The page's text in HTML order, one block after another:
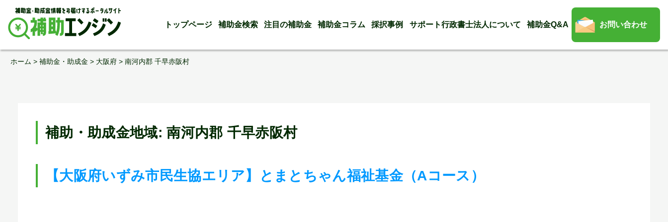
Skip
トップページ 補助金検索 注目の補助金 補助金コラム 採択事例 サポート行政書士法人について 補助金Q&A お問い合わせ
ホーム > 補助金・助成金 > 大阪府 > 南河内郡 千早赤阪村
補助・助成金地域:南河内郡 千早赤阪村
【大阪府いずみ市民生協エリア】とまとちゃん福祉基金（Aコース）